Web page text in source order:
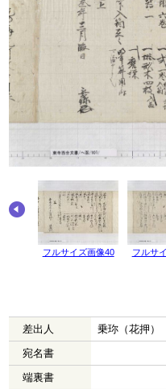
フルサイズ画像40 フルサ
差出人
乗珎（花押）
宛名書
端裏書